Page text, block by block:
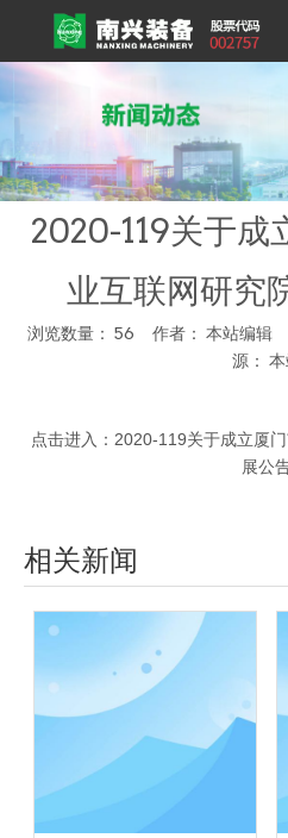
2020-119关于成
业互联网研究
浏览数量： 56 作者： 本站编辑
源：
点击进入： 2020-119关于成立厦
展公
相关新闻